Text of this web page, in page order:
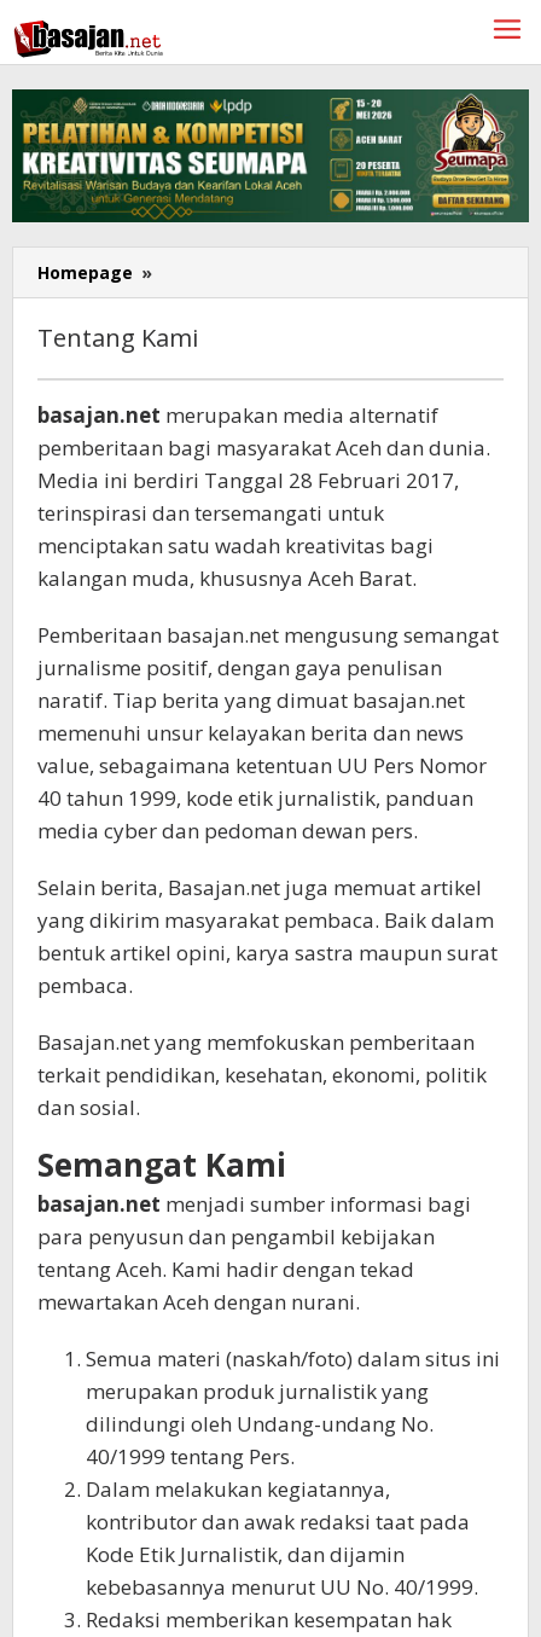
ke
konten
Homepage »
Kami
Tentang Kami
6
Maret
2017
oleh
Redaksi
basajan.net merupakan media alternatif
pemberitaan bagi masyarakat Aceh dan dunia.
Media ini berdiri Tanggal 28 Februari 2017,
terinspirasi dan tersemangati untuk
menciptakan satu wadah kreativitas bagi
kalangan muda, khususnya Aceh Barat.
Pemberitaan basajan.net mengusung semangat
jurnalisme positif, dengan gaya penulisan
naratif. Tiap berita yang dimuat basajan.net
memenuhi unsur kelayakan berita dan news
value, sebagaimana ketentuan UU Pers Nomor
40 tahun 1999, kode etik jurnalistik, panduan
media cyber dan pedoman dewan pers.
Selain berita, Basajan.net juga memuat artikel
yang dikirim masyarakat pembaca. Baik dalam
bentuk artikel opini, karya sastra maupun surat
pembaca.
Basajan.net yang memfokuskan pemberitaan
terkait pendidikan, kesehatan, ekonomi, politik
dan sosial.
Semangat Kami
basajan.net menjadi sumber informasi bagi
para penyusun dan pengambil kebijakan
tentang Aceh. Kami hadir dengan tekad
mewartakan Aceh dengan nurani.
Semua materi (naskah/foto) dalam situs ini
merupakan produk jurnalistik yang
dilindungi oleh Undang-undang No.
40/1999 tentang Pers.
Dalam melakukan kegiatannya,
kontributor dan awak redaksi taat pada
Kode Etik Jurnalistik, dan dijamin
kebebasannya menurut UU No. 40/1999.
Redaksi memberikan kesempatan hak